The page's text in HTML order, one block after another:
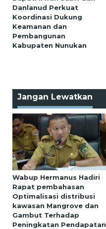
Danlanud Perkuat
Koordinasi Dukung
Keamanan dan
Pembangunan
Kabupaten Nunukan
Jangan Lewatkan
Wabup Hermanus Hadiri
Rapat pembahasan
Optimalisasi distribusi
kawasan Mangrove dan
Gambut Terhadap
Peningkatan Pendapatan